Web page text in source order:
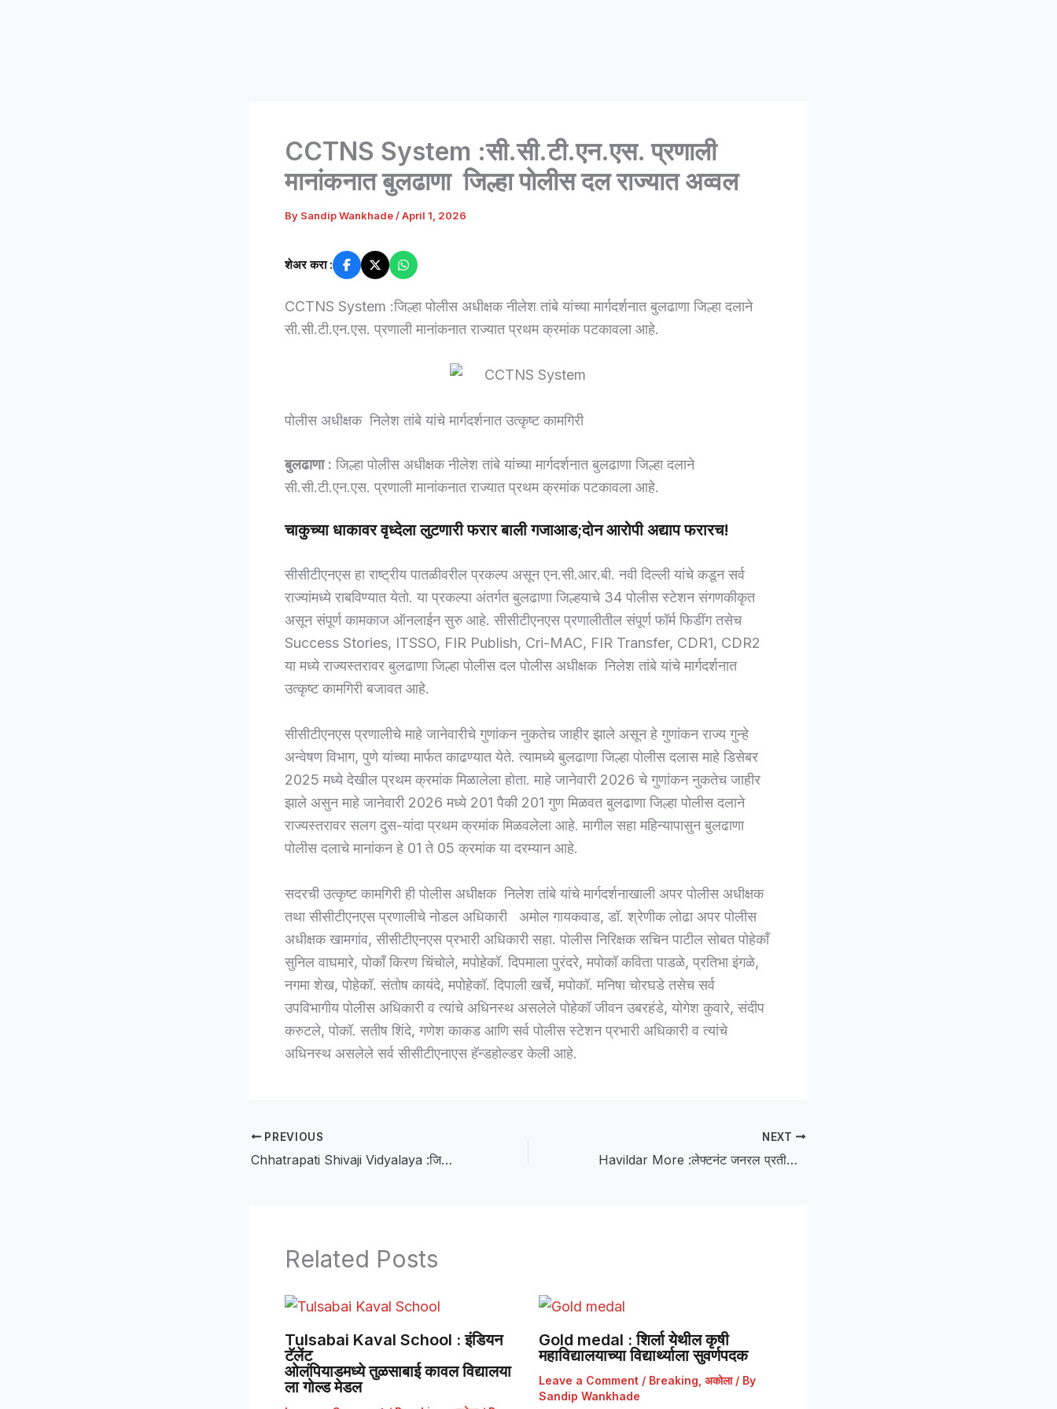
CCTNS System :सी.सी.टी.एन.एस. प्रणाली
मानांकनात बुलढाणा जिल्हा पोलीस दल राज्यात अव्वल
By Sandip Wankhade /April 1, 2026
शेअर करा :
CCTNS System :जिल्हा पोलीस अधीक्षक नीलेश तांबे यांच्या मार्गदर्शनात बुलढाणा जिल्हा दलाने
सी.सी.टी.एन.एस. प्रणाली मानांकनात राज्यात प्रथम क्रमांक पटकावला आहे.
पोलीस अधीक्षक निलेश तांबे यांचे मार्गदर्शनात उत्कृष्ट कामगिरी
बुलढाणा : जिल्हा पोलीस अधीक्षक नीलेश तांबे यांच्या मार्गदर्शनात बुलढाणा जिल्हा दलाने
सी.सी.टी.एन.एस. प्रणाली मानांकनात राज्यात प्रथम क्रमांक पटकावला आहे.
चाकुच्या धाकावर वृध्देला लुटणारी फरार बाली गजाआड;दोन आरोपी अद्याप फरारच!
सीसीटीएनएस हा राष्ट्रीय पातळीवरील प्रकल्प असून एन.सी.आर.बी. नवी दिल्ली यांचे कडून सर्व
राज्यांमध्ये राबविण्यात येतो. या प्रकल्पा अंतर्गत बुलढाणा जिल्हयाचे 34 पोलीस स्टेशन संगणकीकृत
असून संपूर्ण कामकाज ऑनलाईन सुरु आहे. सीसीटीएनएस प्रणालीतील संपूर्ण फॉर्म फिडींग तसेच
Success Stories, ITSSO, FIR Publish, Cri-MAC, FIR Transfer, CDR1, CDR2
या मध्ये राज्यस्तरावर बुलढाणा जिल्हा पोलीस दल पोलीस अधीक्षक निलेश तांबे यांचे मार्गदर्शनात
उत्कृष्ट कामगिरी बजावत आहे.
सीसीटीएनएस प्रणालीचे माहे जानेवारीचे गुणांकन नुकतेच जाहीर झाले असून हे गुणांकन राज्य गुन्हे
अन्वेषण विभाग, पुणे यांच्या मार्फत काढण्यात येते. त्यामध्ये बुलढाणा जिल्हा पोलीस दलास माहे डिसेबर
2025 मध्ये देखील प्रथम क्रमांक मिळालेला होता. माहे जानेवारी 2026 चे गुणांकन नुकतेच जाहीर
झाले असुन माहे जानेवारी 2026 मध्ये 201 पैकी 201 गुण मिळवत बुलढाणा जिल्हा पोलीस दलाने
राज्यस्तरावर सलग दुस-यांदा प्रथम क्रमांक मिळवलेला आहे. मागील सहा महिन्यापासुन बुलढाणा
पोलीस दलाचे मानांकन हे 01 ते 05 क्रमांक या दरम्यान आहे.
सदरची उत्कृष्ट कामगिरी ही पोलीस अधीक्षक निलेश तांबे यांचे मार्गदर्शनाखाली अपर पोलीस अधीक्षक
तथा सीसीटीएनएस प्रणालीचे नोडल अधिकारी अमोल गायकवाड, डॉ. श्रेणीक लोढा अपर पोलीस
अधीक्षक खामगांव, सीसीटीएनएस प्रभारी अधिकारी सहा. पोलीस निरिक्षक सचिन पाटील सोबत पोहेकाँ
सुनिल वाघमारे, पोकाँ किरण चिंचोले, मपोहेकॉ. दिपमाला पुरंदरे, मपोकॉ कविता पाडळे, प्रतिभा इंगळे,
नगमा शेख, पोहेकॉ. संतोष कायंदे, मपोहेकॉ. दिपाली खर्चे, मपोकॉ. मनिषा चोरघडे तसेच सर्व
उपविभागीय पोलीस अधिकारी व त्यांचे अधिनस्थ असलेले पोहेकॉ जीवन उबरहंडे, योगेश कुवारे, संदीप
करुटले, पोकॉ. सतीष शिंदे, गणेश काकड आणि सर्व पोलीस स्टेशन प्रभारी अधिकारी व त्यांचे
अधिनस्थ असलेले सर्व सीसीटीएनाएस हॅन्डहोल्डर केली आहे.
PREVIOUS
Chhatrapati Shivaji Vidyalaya :जिल्हास्तरीय परसबाग स्पर्धेत छत्रपती शिवाजी विद्यालयाची उत्कृष्ट कामगिरी
NEXT
Havildar More :लेफ्टनंट जनरल प्रतीक शर्मा यांच्याहस्ते हवालदार मोरे यांचा पदकाने गौरव,सवडद ग्रामस्थांनी केला सत्कार
Related Posts
Tulsabai Kaval School : इंडियन
टॅलेंट
ओलंपियाडमध्ये तुळसाबाई कावल विद्यालया
ला गोल्ड मेडल
Gold medal : शिर्ला येथील कृषी
महाविद्यालयाच्या विद्यार्थ्याला सुवर्णपदक
Leave a Comment / Breaking अकोला/ By
Sandip Wankhade